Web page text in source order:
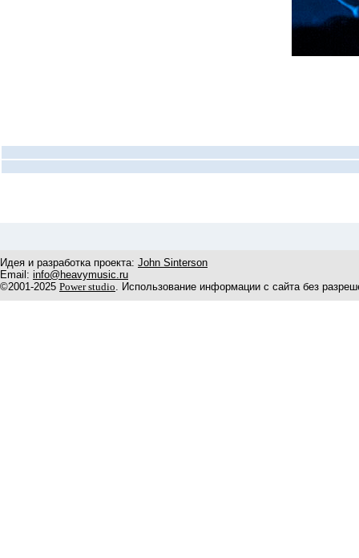
Идея и разработка проекта: John Sinterson
Email: info@heavymusic.ru
©2001-2025 Power studio. Использование информации с сайта без